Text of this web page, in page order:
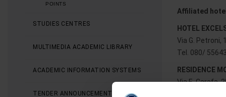
POINTS
STUDIES CENTRES
MULTIMEDIA ACADEMIC LIBRARY
ACADEMIC INFORMATION SYSTEMS
TENDER ANNOUNCEMENTS AND
Affiliated
HOTEL
Via G. Petroni,
Tel. 080/
RESIDENCE
Via E. Carafa,